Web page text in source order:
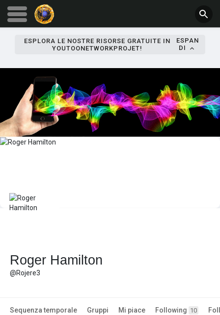
ESPLORA LE NOSTRE RISORSE GRATUITE IN
YOUTOONETWORKPROJET!
ESPAN
DI
Roger Hamilton
@Rojere3
Sequenza temporale Gruppi Mi piace Following 10